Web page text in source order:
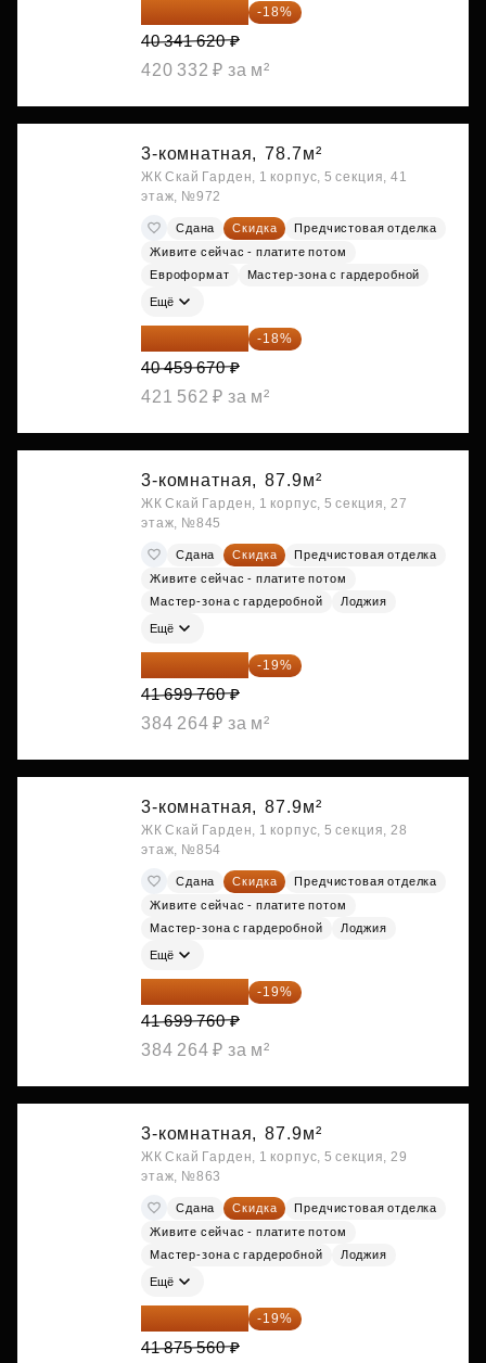
33 080 128 ₽ -18%
40 341 620 ₽
420 332 ₽ за м²
3-комнатная, 78.7м²
ЖК Скай Гарден, 1 корпус, 5 секция, 41
этаж, №972
Сдана Скидка
Предчистовая отделка
Живите сейчас - платите потом
Евроформат
Мастер-зона с гардеробной
Ещё
33 176 929 ₽ -18%
40 459 670 ₽
421 562 ₽ за м²
3-комнатная, 87.9м²
ЖК Скай Гарден, 1 корпус, 5 секция, 27
этаж, №845
Сдана Скидка
Предчистовая отделка
Живите сейчас - платите потом
Мастер-зона с гардеробной
Лоджия
Ещё
33 776 806 ₽ -19%
41 699 760 ₽
384 264 ₽ за м²
3-комнатная, 87.9м²
ЖК Скай Гарден, 1 корпус, 5 секция, 28
этаж, №854
Сдана Скидка
Предчистовая отделка
Живите сейчас - платите потом
Мастер-зона с гардеробной
Лоджия
Ещё
33 776 806 ₽ -19%
41 699 760 ₽
384 264 ₽ за м²
3-комнатная, 87.9м²
ЖК Скай Гарден, 1 корпус, 5 секция, 29
этаж, №863
Сдана Скидка
Предчистовая отделка
Живите сейчас - платите потом
Мастер-зона с гардеробной
Лоджия
Ещё
33 919 204 ₽ -19%
41 875 560 ₽